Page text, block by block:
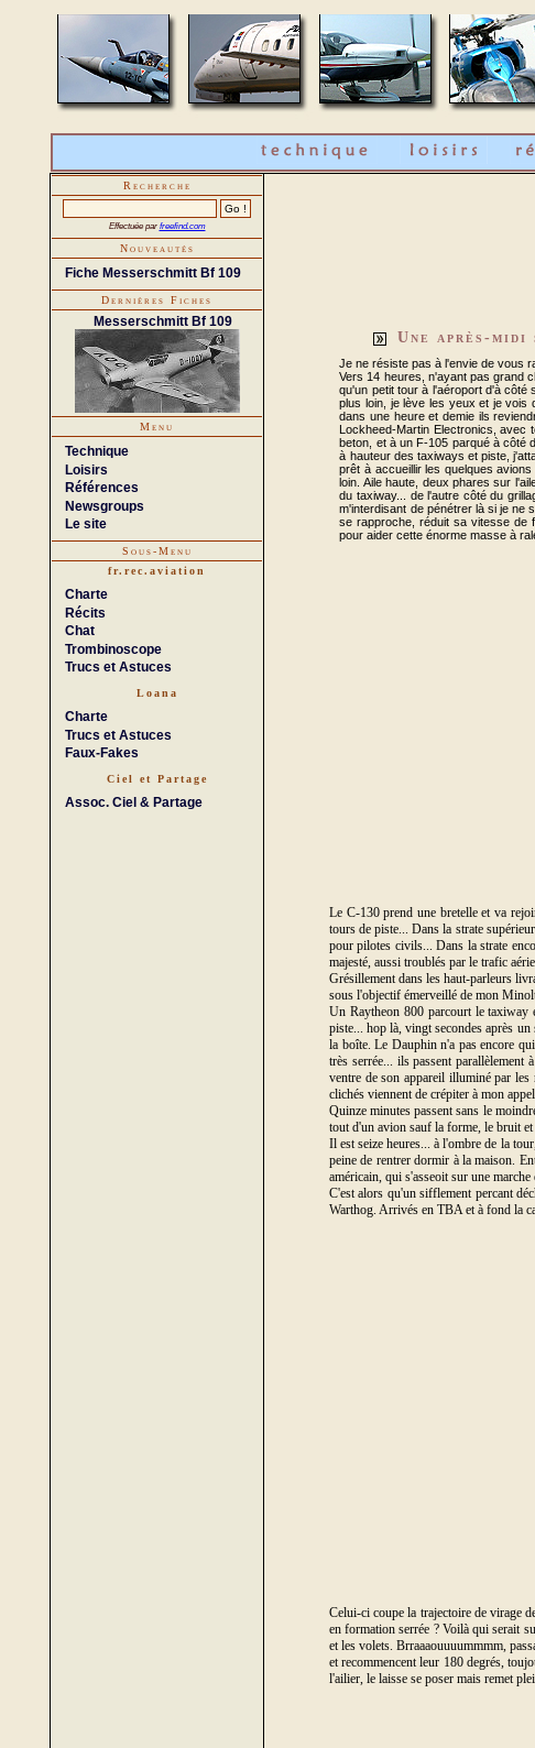
Recherche
Effectuée par freefind.com
Nouveautés
Fiche Messerschmitt Bf 109
Dernières Fiches
Messerschmitt Bf 109
Menu
Technique
Loisirs
Références
Newsgroups
Le site
Sous-Menu
fr.rec.aviation
Charte
Récits
Chat
Trombinoscope
Trucs et Astuces
Loana
Charte
Trucs et Astuces
Faux-Fakes
Ciel et Partage
Assoc. Ciel & Partage
Une après-
Je ne résiste pas à l'envie de vous
Vers 14 heures, n'ayant pas grand
qu'un petit tour à l'aéroport d'à
plus loin, je lève les yeux et je vois
dans une heure et demie ils
Lockheed-Martin Electronics,
beton, et à un F-105 parqué à côté
à hauteur des taxiways et piste,
prêt à accueillir les quelques
loin. Aile haute, deux phares sur
du taxiway... de l'autre côté du
m'interdisant de pénétrer là si je ne
se rapproche, réduit sa vitesse de
pour aider cette énorme masse à
Le C-130 prend une bretelle et va
tours de piste... Dans la strate
pour pilotes civils... Dans la strate
majesté, aussi troublés par le trafic
Grésillement dans les haut-parleurs
sous l'objectif émerveillé de mon
Un Raytheon 800 parcourt le taxiway
piste... hop là, vingt secondes après
la boîte. Le Dauphin n'a pas encore
très serrée... ils passent
ventre de son appareil illuminé par
clichés viennent de crépiter à mon
Quinze minutes passent sans le
tout d'un avion sauf la forme, le bruit et
Il est seize heures... à l'ombre de la
peine de rentrer dormir à la maison.
américain, qui s'asseoit sur une
C'est alors qu'un sifflement percant
Warthog. Arrivés en TBA et à fond la
Celui-ci coupe la trajectoire de virage
en formation serrée ? Voilà qui serait
et les volets. Brraaaouuuummmm,
et recommencent leur 180 degrés,
l'ailier, le laisse se poser mais remet